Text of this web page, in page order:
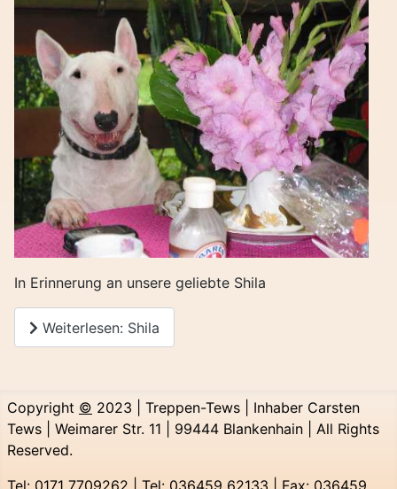
In Erinnerung an unsere geliebte Shila
Weiterlesen: Shila
Copyright © 2023 | Treppen-Tews | Inhaber Carsten
Tews | Weimarer Str. 11 | 99444 Blankenhain | All Rights
Reserved.